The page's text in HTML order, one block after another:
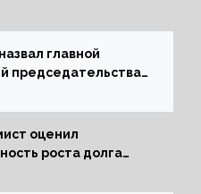
главной
председательства
оценил
роста долга